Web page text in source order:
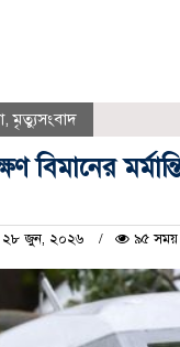
,মৃত্যুসংবাদ
বিমানের
২৮ জুন, ২০২৬ ৯৫ সময়